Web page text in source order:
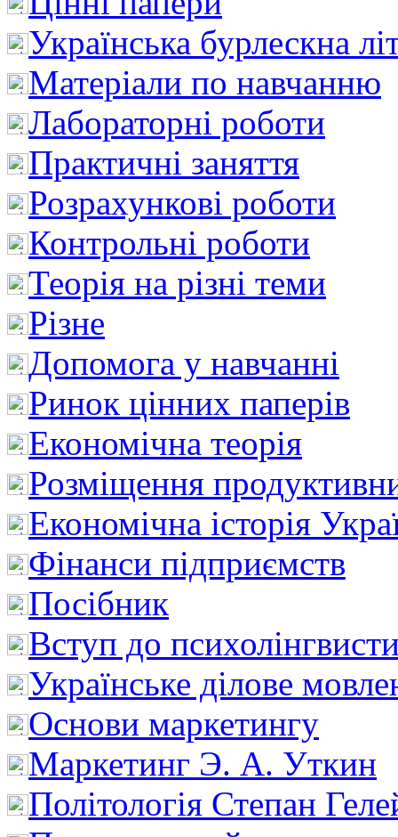
Українська бурлескна
Матеріали по навчанню
Лабораторні роботи
Практичні заняття
Розрахункові роботи
Контрольні роботи
Теорія на різні теми
Різне
Допомога у навчанні
Ринок цінних паперів
Економічна теорія
Розміщення
Економічна історія
Фінанси підприємств
Посібник
Вступ до
Українське ділове
Основи маркетингу
Маркетинг Э. А. Уткин
Політологія Степан